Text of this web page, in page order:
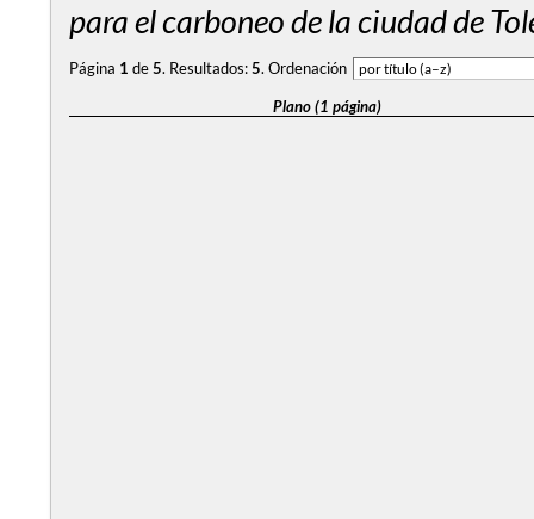
para el carboneo de la ciudad de
Página 1 de5. Resultados:5. Ordenación
Plano (1 página)